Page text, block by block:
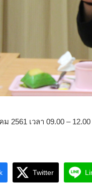
ม 2561 เวลา 09.00 –
Twitter